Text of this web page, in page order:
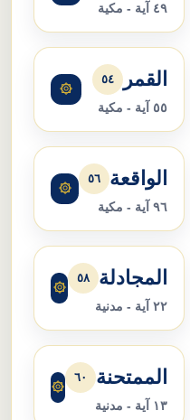
٤٩ آية - مكية
القمر ٥٤
٥٥ آية - مكية
۞
الواقعة ٥٦
٩٦ آية - مكية
۞
المجادلة ٥٨
٢٢ آية - مدنية
۞
الممتحنة ٦٠
١٣ آية - مدنية
۞